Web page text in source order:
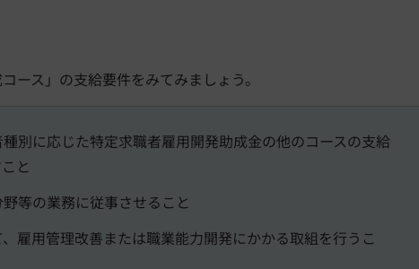
ース」の支給要件をみてみましょう。
別に応じた特定求職者雇用開発助成金の他のコースの支給
と
等の業務に従事させること
雇用管理改善または職業能力開発にかかる取組を行うこ